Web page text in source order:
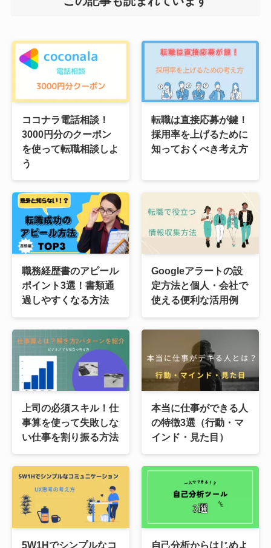
ココナラ電話相談！
3000円分のクーポン
を使って転職相談しよ
う
転職は直接応募が鍵！
採用率を上げるために
知っておくべき考え方
職務経歴書のアピール
ポイント3選！書類通
過しやすくなる方法
Googleアラートの設
定方法と個人・会社で
使える便利な活用例
上司の必須スキル！仕
事算を使って失敗しな
い仕事を割り振る方法
本当に仕事ができる人
の特徴3選（行動・マ
インド・見た目）
5W1Hでシンプルなコ
自己分析からはじめよ